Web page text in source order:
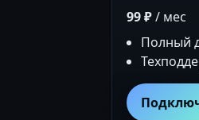
99 ₽/ мес
Полный